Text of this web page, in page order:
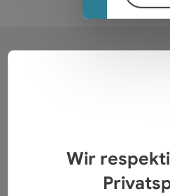
Oberösterreich
WGD Donau
Wir